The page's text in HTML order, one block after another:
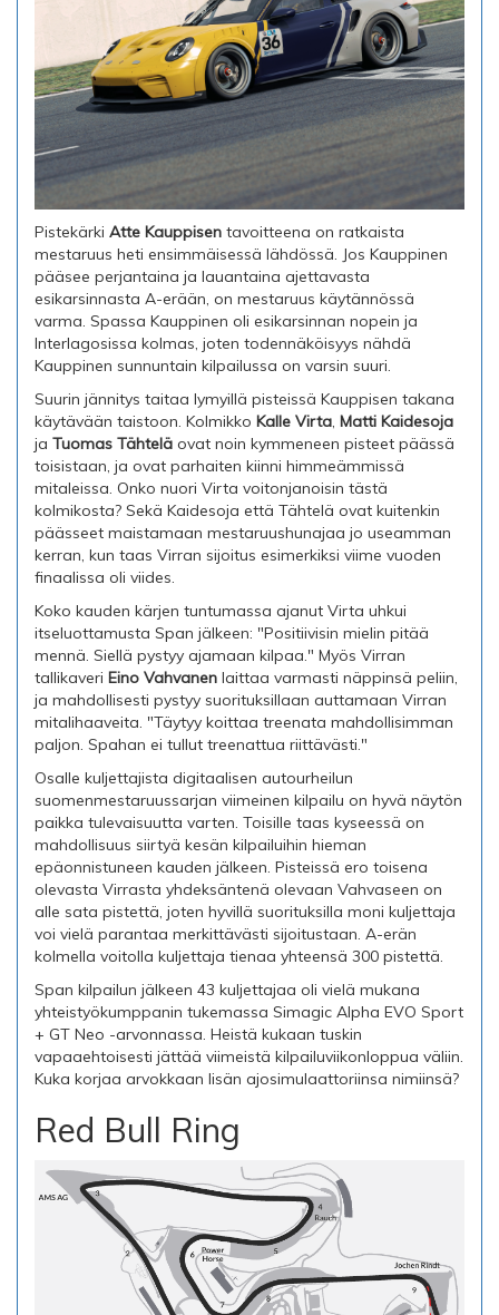
Pistekärki Atte Kauppisen tavoitteena on ratkaista
mestaruus heti ensimmäisessä lähdössä. Jos Kauppinen
pääsee perjantaina ja lauantaina ajettavasta
esikarsinnasta A-erään, on mestaruus käytännössä
varma. Spassa Kauppinen oli esikarsinnan nopein ja
Interlagosissa kolmas, joten todennäköisyys nähdä
Kauppinen sunnuntain kilpailussa on varsin suuri.
Suurin jännitys taitaa lymyillä pisteissä Kauppisen takana
käytävään taistoon. Kolmikko Kalle Virta Matti Kaidesoja
ja Tuomas Tähtelä ovat noin kymmeneen pisteet päässä
toisistaan, ja ovat parhaiten kiinni himmeämmissä
mitaleissa. Onko nuori Virta voitonjanoisin tästä
kolmikosta? Sekä Kaidesoja että Tähtelä ovat kuitenkin
päässeet maistamaan mestaruushunajaa jo useamman
kerran, kun taas Virran sijoitus esimerkiksi viime vuoden
finaalissa oli viides.
Koko kauden kärjen tuntumassa ajanut Virta uhkui
itseluottamusta Span jälkeen: "Positiivisin mielin pitää
mennä. Siellä pystyy ajamaan kilpaa." Myös Virran
tallikaveri Eino Vahvanen laittaa varmasti näppinsä peliin,
ja mahdollisesti pystyy suorituksillaan auttamaan Virran
mitalihaaveita. "Täytyy koittaa treenata mahdollisimman
paljon. Spahan ei tullut treenattua riittävästi."
Osalle kuljettajista digitaalisen autourheilun
suomenmestaruussarjan viimeinen kilpailu on hyvä näytön
paikka tulevaisuutta varten. Toisille taas kyseessä on
mahdollisuus siirtyä kesän kilpailuihin hieman
epäonnistuneen kauden jälkeen. Pisteissä ero toisena
olevasta Virrasta yhdeksäntenä olevaan Vahvaseen on
alle sata pistettä, joten hyvillä suorituksilla moni kuljettaja
voi vielä parantaa merkittävästi sijoitustaan. A-erän
kolmella voitolla kuljettaja tienaa yhteensä 300 pistettä.
Span kilpailun jälkeen 43 kuljettajaa oli vielä mukana
yhteistyökumppanin tukemassa Simagic Alpha EVO Sport
+ GT Neo -arvonnassa. Heistä kukaan tuskin
vapaaehtoisesti jättää viimeistä kilpailuviikonloppua väliin.
Kuka korjaa arvokkaan lisän ajosimulaattoriinsa nimiinsä?
Red Bull Ring